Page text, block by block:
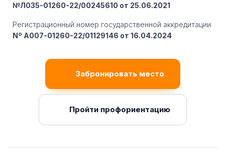
№Л035-01260-22/00245610 от 25.06.2021
Регистрационный номер государственной аккредитации
Nº A007-01260-22/01129146 от 16.04.2024
Забронировать место
Пройти профориентацию